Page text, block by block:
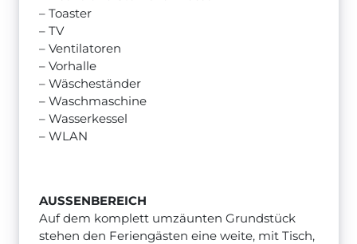
– Toaster
– TV
– Ventilatoren
– Vorhalle
– Wäscheständer
– Waschmaschine
– Wasserkessel
– WLAN
AUSSENBEREICH
Auf dem komplett umzäunten Grundstück
stehen den Feriengästen eine weite, mit Tisch,